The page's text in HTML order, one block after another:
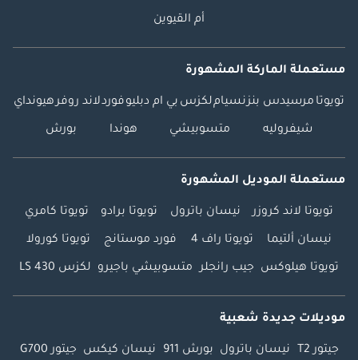
أم القيوين
مستعملة الماركة المشهورة
تويوتا مرسيدس بنزنسياملكزس بي ام دبليوفوردلاند روفرهيونداي
شيفروليه متسوبيشي هوندا بورش
مستعملة الموديل المشهورة
تويوتا لاند كروزر نيسان باترول تويوتا برادو تويوتا كامري
نيسان ألتيما تويوتا راف 4 فورد موستانج تويوتا كورولا
تويوتا هيلوكس جيب رانجلر متسوبيشي باجيرو لكزس LS 430
موديلات جديدة شعبية
جيتور T2 نيسان باترول بورش 911 نيسان كيكس جيتور G700